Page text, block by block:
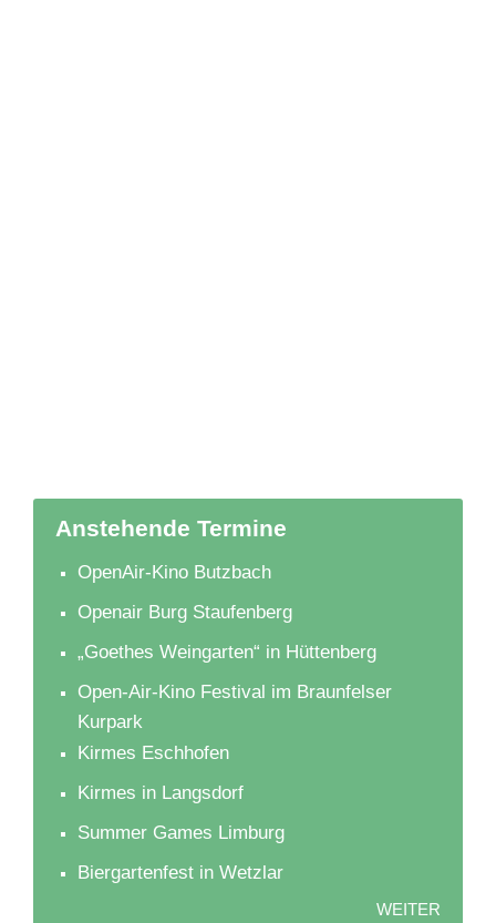
Anstehende Termine
OpenAir-Kino Butzbach
Openair Burg Staufenberg
„Goethes Weingarten“ in Hüttenberg
Open-Air-Kino Festival im Braunfelser
Kurpark
Kirmes Eschhofen
Kirmes in Langsdorf
Summer Games Limburg
Biergartenfest in Wetzlar
WEITER